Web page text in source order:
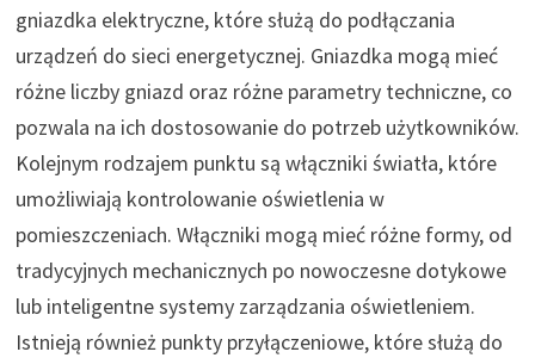
gniazdka elektryczne, które służą do podłączania
urządzeń do sieci energetycznej. Gniazdka mogą mieć
różne liczby gniazd oraz różne parametry techniczne, co
pozwala na ich dostosowanie do potrzeb użytkowników.
Kolejnym rodzajem punktu są włączniki światła, które
umożliwiają kontrolowanie oświetlenia w
pomieszczeniach. Włączniki mogą mieć różne formy, od
tradycyjnych mechanicznych po nowoczesne dotykowe
lub inteligentne systemy zarządzania oświetleniem.
Istnieją również punkty przyłączeniowe, które służą do